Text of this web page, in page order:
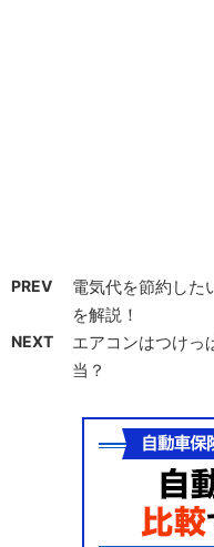
PREV
電気代を節約した
を解説！
NEXT
エアコンはつけっ
当？